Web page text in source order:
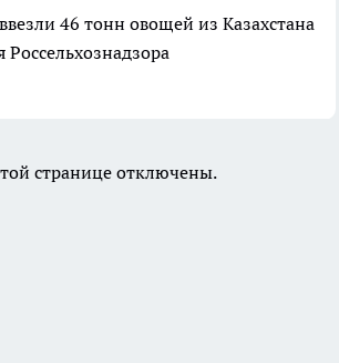
46 тонн овощей из Казахстана
Россельхознадзора
странице отключены.